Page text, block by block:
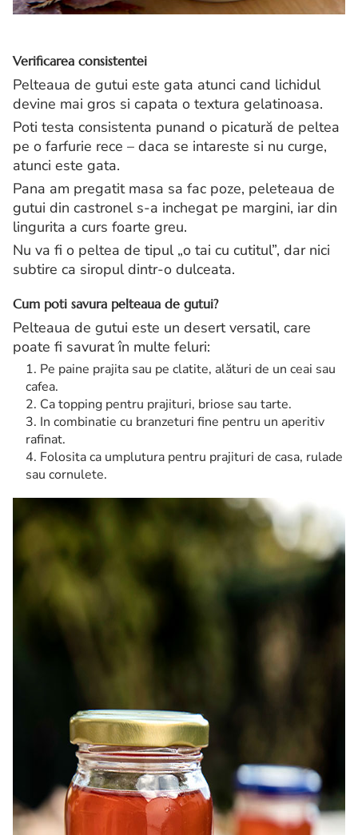
Verificarea consistentei
Pelteaua de gutui este gata atunci cand lichidul
devine mai gros si capata o textura gelatinoasa.
Poti testa consistenta punand o picatură de peltea
pe o farfurie rece – daca se intareste si nu curge,
atunci este gata.
Pana am pregatit masa sa fac poze, peleteaua de
gutui din castronel s-a inchegat pe margini, iar din
lingurita a curs foarte greu.
Nu va fi o peltea de tipul „o tai cu cutitul”, dar nici
subtire ca siropul dintr-o dulceata.
Cum poti savura pelteaua de gutui?
Pelteaua de gutui este un desert versatil, care
poate fi savurat în multe feluri:
Pe paine prajita sau pe clatite, alături de un ceai sau
cafea.
Ca topping pentru prajituri, briose sau tarte.
In combinatie cu branzeturi fine pentru un aperitiv
rafinat.
Folosita ca umplutura pentru prajituri de casa, rulade
sau cornulete.